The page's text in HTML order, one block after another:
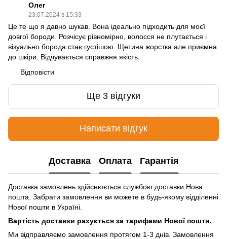
Олег
23.07.2024 в 15:33
Це те що я давно шукав. Вона ідеально підходить для моєї
довгої бороди. Розчісує рівномірно, волосся не плутається і
візуально борода стає густішою. Щетина жорстка але приємна
до шкіри. Відчувається справжня якість.
Відповісти
Ще 3 відгуки
Написати відгук
Доставка Оплата Гарантія
Доставка замовлень здійснюється службою доставки Нова
пошта. Забрати замовлення ви можете в будь-якому відділенні
Нової пошти в Україні.
Вартість доставки рахується за тарифами Нової пошти.
Ми відправляємо замовлення протягом 1-3 днів. Замовлення